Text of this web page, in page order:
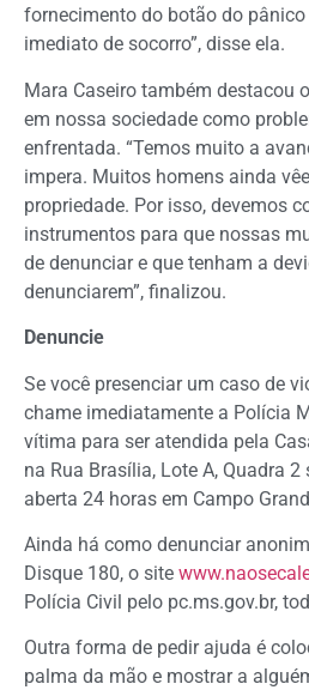
fornecimento do botão do
imediato de socorro”, disse ela.
Mara Caseiro também destacou
em nossa sociedade como
enfrentada. “Temos muito a
impera. Muitos homens ainda
propriedade. Por isso, devemos
instrumentos para que nossas
de denunciar e que tenham a
denunciarem”, finalizou.
Denuncie
Se você presenciar um caso de
chame imediatamente a Polícia
vítima para ser atendida pela
na Rua Brasília, Lote A, Quadra
aberta 24 horas em Campo
Ainda há como denunciar
Disque 180, o site
Polícia Civil pelo pc.ms.gov.br,
Outra forma de pedir ajuda é
palma da mão e mostrar a